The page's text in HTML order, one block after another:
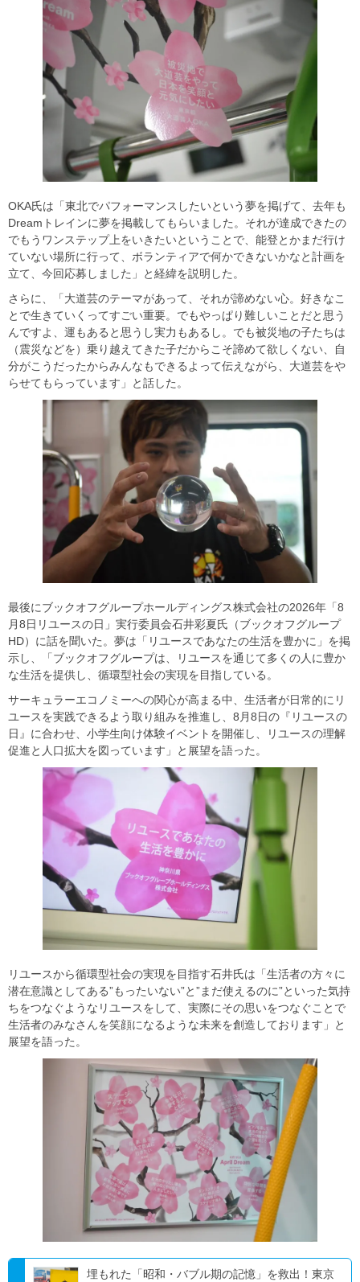
OKA氏は「東北でパフォーマンスしたいという夢を掲げて、去年も
Dreamトレインに夢を掲載してもらいました。それが達成できたの
でもうワンステップ上をいきたいということで、能登とかまだ行け
ていない場所に行って、ボランティアで何かできないかなと計画を
立て、今回応募しました」と経緯を説明した。
さらに、「大道芸のテーマがあって、それが諦めない心。好きなこ
とで生きていくってすごい重要。でもやっぱり難しいことだと思う
んですよ、運もあると思うし実力もあるし。でも被災地の子たちは
（震災などを）乗り越えてきた子だからこそ諦めて欲しくない、自
分がこうだったからみんなもできるよって伝えながら、大道芸をや
らせてもらっています」と話した。
最後にブックオフグループホールディングス株式会社の2026年「8
月8日リユースの日」実行委員会石井彩夏氏（ブックオフグループ
HD）に話を聞いた。夢は「リユースであなたの生活を豊かに」を掲
示し、「ブックオフグループは、リユースを通じて多くの人に豊か
な生活を提供し、循環型社会の実現を目指している。
サーキュラーエコノミーへの関心が高まる中、生活者が日常的にリ
ユースを実践できるよう取り組みを推進し、8月8日の『リユースの
日』に合わせ、小学生向け体験イベントを開催し、リユースの理解
促進と人口拡大を図っています」と展望を語った。
リユースから循環型社会の実現を目指す石井氏は「生活者の方々に
潜在意識としてある”もったいない”と”まだ使えるのに”といった気持
ちをつなぐようなリユースをして、実際にその思いをつなぐことで
生活者のみなさんを笑顔になるような未来を創造しております」と
展望を語った。
埋もれた「昭和・バブル期の記憶」を救出！東京